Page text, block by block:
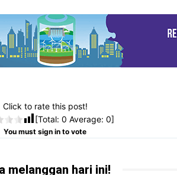
Click to rate this post!
[Total: 0 Average: 0]
You must sign in to vote
melanggan hari ini!